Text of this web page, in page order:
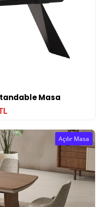
Masa
Açılır Masa